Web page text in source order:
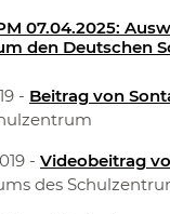
07.04.2025:
den Deutschen
- Beitrag von
- Videobeitrag
des